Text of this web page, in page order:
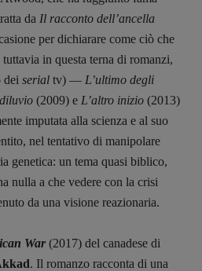
da Il racconto dell’ancella
per dichiarare come ciò che
in questa terna di romanzi,
dei serial tv) — L’ultimo degli
(2009) e L’altro inizio (2013)
imputata alla scienza e al suo
nel tentativo di manipolare
genetica: un tema quasi biblico,
nulla a che vedere con la crisi
da una visione reazionaria.
War(2017) del canadese di
. Il romanzo racconta di una